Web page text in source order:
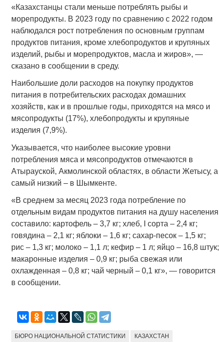
«Казахстанцы стали меньше потреблять рыбы и
морепродукты. В 2023 году по сравнению с 2022 годом
наблюдался рост потребления по основным группам
продуктов питания, кроме хлебопродуктов и крупяных
изделий, рыбы и морепродуктов, масла и жиров», —
сказано в сообщении в среду.
Наибольшие доли расходов на покупку продуктов
питания в потребительских расходах домашних
хозяйств, как и в прошлые годы, приходятся на мясо и
мясопродукты (17%), хлебопродукты и крупяные
изделия (7,9%).
Указывается, что наиболее высокие уровни
потребления мяса и мясопродуктов отмечаются в
Атырауской, Акмолинской областях, в области Жетысу, а
самый низкий – в Шымкенте.
«В среднем за месяц 2023 года потребление по
отдельным видам продуктов питания на душу населения
составило: картофель – 3,7 кг; хлеб, І сорта – 2,4 кг;
говядина – 2,1 кг; яблоки – 1,6 кг; сахар-песок – 1,5 кг;
рис – 1,3 кг; молоко – 1,1 л; кефир – 1 л; яйцо – 16,8 штук;
макаронные изделия – 0,9 кг; рыба свежая или
охлажденная – 0,8 кг; чай черный – 0,1 кг», — говорится
в сообщении.
БЮРО НАЦИОНАЛЬНОЙ СТАТИСТИКИ КАЗАХСТАН